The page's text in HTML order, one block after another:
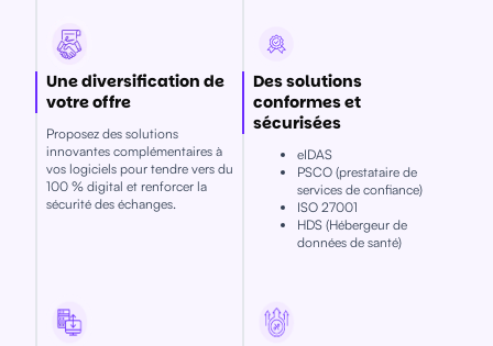
Une diversification de
votre offre
Proposez des solutions
innovantes complémentaires à
vos logiciels pour tendre vers du
100 % digital et renforcer la
sécurité des échanges.
Des solutions
conformes et
sécurisées
eIDAS
PSCO (prestataire de
services de confiance)
ISO 27001
HDS (Hébergeur de
données de santé)